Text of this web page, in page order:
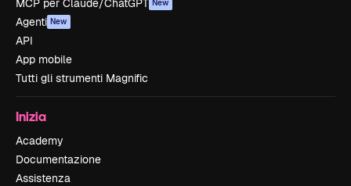
New
Agenti New
API
App mobile
Tutti gli strumenti Magnific
Inizia
Academy
Documentazione
Assistenza